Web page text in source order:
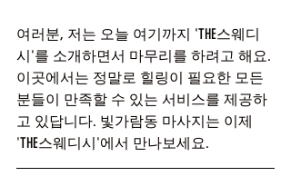
여러분, 저는 오늘 여기까지 'THE스웨디
시'를 소개하면서 마무리를 하려고 해요.
이곳에서는 정말로 힐링이 필요한 모든
분들이 만족할 수 있는 서비스를 제공하
고 있답니다. 빛가람동 마사지는 이제
'THE스웨디시'에서 만나보세요.